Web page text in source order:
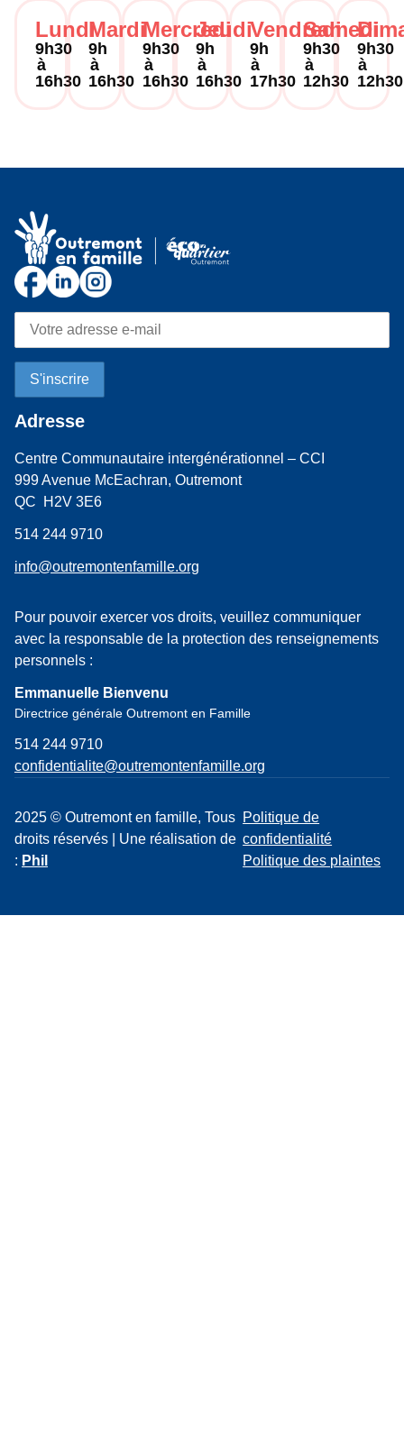
Lundi
9h30
à
16h30
Mardi
9h
à
16h30
Mercredi
9h30
à
16h30
Jeudi
9h
à
16h30
Vendredi
9h
à
17h30
Samedi
9h30
à
12h30
9h30
à
12h30
Adresse
Centre Communautaire intergénérationnel – CCI
999 Avenue McEachran, Outremont
QC H2V 3E6
514 244 9710
info@outremontenfamille.org
Pour pouvoir exercer vos droits, veuillez communiquer
avec la responsable de la protection des renseignements
personnels :
Emmanuelle Bienvenu
Directrice générale Outremont en Famille
514 244 9710
confidentialite@outremontenfamille.org
2025 © Outremont en famille, Tous
droits réservés | Une réalisation de
: Phil
Politique de
confidentialité
Politique des plaintes